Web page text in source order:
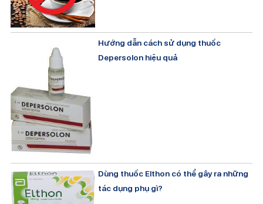
Hướng dẫn cách sử dụng thuốc
Depersolon hiệu quả
Dùng thuốc Elthon có thể gây ra những
tác dụng phụ gì?